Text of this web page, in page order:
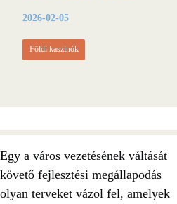
2026-02-05
Földi kaszinók
Egy a város vezetésének váltását
követő fejlesztési megállapodás
olyan terveket vázol fel, amelyek